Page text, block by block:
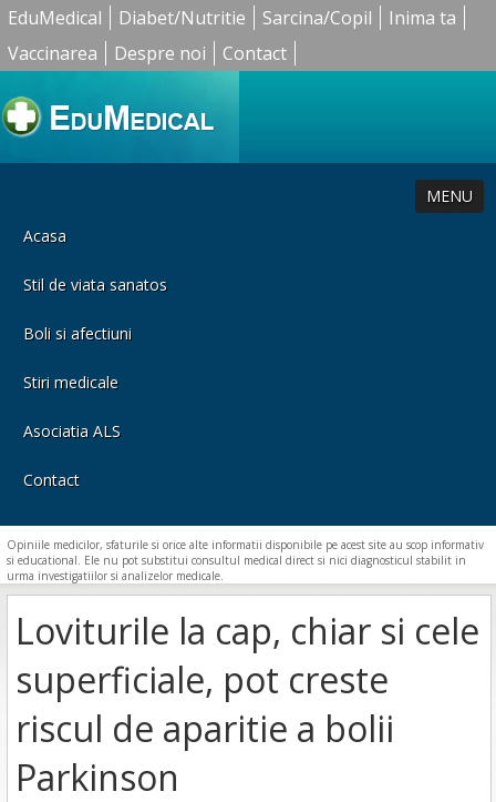
EduMedical Diabet/Nutritie Sarcina/Copil
Inima ta
Vaccinarea
Despre noi Contact
MENU
Acasa
Stil de viata sanatos
Boli si afectiuni
Stiri medicale
Asociatia ALS
Contact
Opiniile medicilor, sfaturile si orice alte informatii disponibile pe acest site au scop informativ
si educational. Ele nu pot substitui consultul medical direct si nici diagnosticul stabilit in
urma investigatiilor si analizelor medicale.
Loviturile la cap, chiar si cele
superficiale, pot creste
riscul de aparitie a bolii
Parkinson